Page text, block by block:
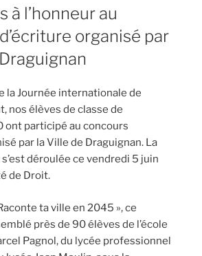
à l’honneur au
organisé par
la Journée internationale de
nos élèves de classe de
ont participé au concours
par la Ville de Draguignan. La
déroulée ce vendredi 5 juin
de Droit.
ta ville en 2045 », ce
près de 90 élèves de l’école
Pagnol, du lycée professionnel